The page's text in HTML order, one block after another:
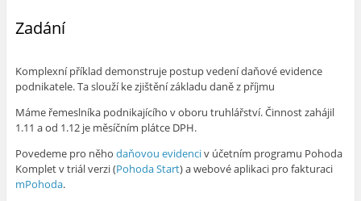
Zadání
Komplexní příklad demonstruje postup vedení daňové evidence
podnikatele. Ta slouží ke zjištění základu daně z příjmu
Máme řemeslníka podnikajícího v oboru truhlářství. Činnost zahájil
1.11 a od 1.12 je měsíčním plátce DPH.
Povedeme pro něho daňovou evidenciv účetním programu Pohoda
Komplet v triál verzi (Pohoda Start) a webové aplikaci pro fakturaci
mPohoda.